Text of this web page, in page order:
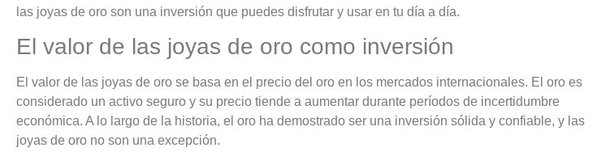
las joyas de oro son una inversión que puedes disfrutar y usar en tu día a día.
El valor de las joyas de oro como inversión
El valor de las joyas de oro se basa en el precio del oro en los mercados internacionales. El oro es
considerado un activo seguro y su precio tiende a aumentar durante períodos de incertidumbre
económica. A lo largo de la historia, el oro ha demostrado ser una inversión sólida y confiable, y las
joyas de oro no son una excepción.